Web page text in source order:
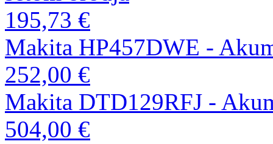
195,73 €
Makita HP457DWE -
252,00 €
Makita DTD129RFJ -
504,00 €